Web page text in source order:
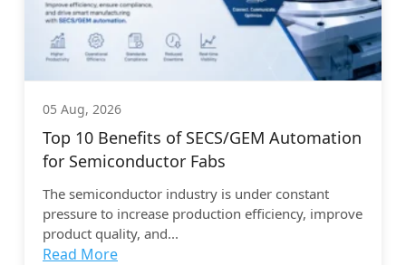
05 Aug, 2026
Top 10 Benefits of SECS/GEM Automation
for Semiconductor Fabs
The semiconductor industry is under constant
pressure to increase production efficiency, improve
product quality, and...
Read More